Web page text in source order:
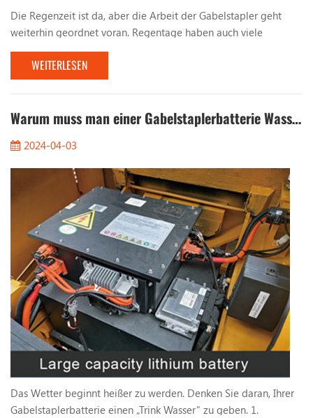
Die Regenzeit ist da, aber die Arbeit der Gabelstapler geht
weiterhin geordnet voran. Regentage haben auch viele
Probleme für die Arbeit von Gabelstaplern mit sich gebracht.
Lassen Sie uns über die Probleme sprechen, die bei der Arbeit
mit Gabelstaplern an regnerischen Tagen beachtet werden
sollten. 1. Beobachten Sie die Straßenverhältnisse. Bei Arbeiten
an Regentagen müssen Sie auf die Beschaffen...
WEITERLESEN
Warum muss man einer Gabelstaplerbatterie Wasser hinzufügen?
2024-04-03
Das Wetter beginnt heißer zu werden. Denken Sie daran, Ihrer
Gabelstaplerbatterie einen „Trink Wasser“ zu geben. 1.